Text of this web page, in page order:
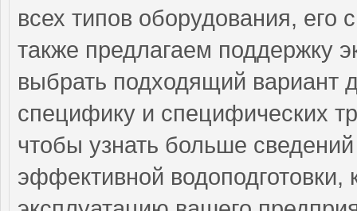
всех типов оборудования,
также предлагаем поддержку
выбрать подходящий вариант
специфику и специфических
чтобы узнать больше
эффективной водоподготовки,